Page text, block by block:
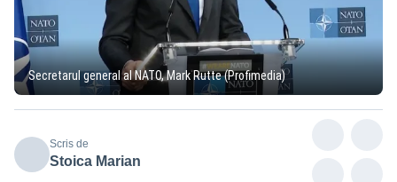
Secretarul general al NATO, Mark Rutte (Profimedia)
Scris de
Stoica Marian